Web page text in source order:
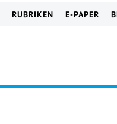
RUBRIKEN E-PAPER